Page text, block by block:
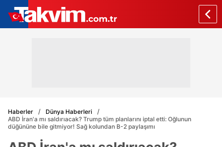
Haberler
Dünya Haberleri
ABD İran'a mı saldırıacak? Trump tüm planlarını iptal etti: Oğlunun
düğününe bile gitmiyor! Sağ kolundan B-2 paylaşımı